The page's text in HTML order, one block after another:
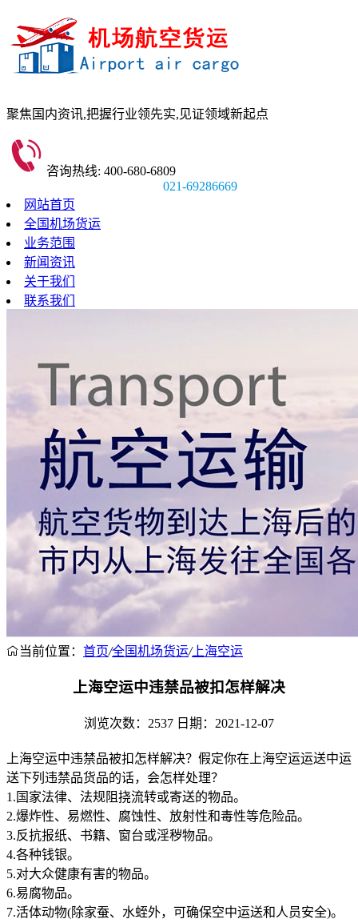
聚焦国内资讯,把握行业领先实,见证领域新起点
咨询热线: 400-680-6809
021-69286669
网站首页
全国机场货运
业务范围
新闻资讯
关于我们
联系我们
当前位置： 首页/全国机场货运/上海空运
上海空运中违禁品被扣怎样解决
浏览次数：2537 日期：2021-12-07
上海空运中违禁品被扣怎样解决？假定你在上海空运运送中运
送下列违禁品货品的话，会怎样处理？
1.国家法律、法规阻挠流转或寄送的物品。
2.爆炸性、易燃性、腐蚀性、放射性和毒性等危险品。
3.反抗报纸、书籍、窗台或淫秽物品。
4.各种钱银。
5.对大众健康有害的物品。
6.易腐物品。
7.活体动物(除家蚕、水蛭外，可确保空中运送和人员安全)。